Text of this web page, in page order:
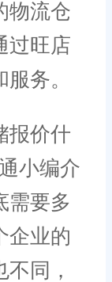
物流仓
过旺店
务。
价什
小编介
需要多
企业的
同，